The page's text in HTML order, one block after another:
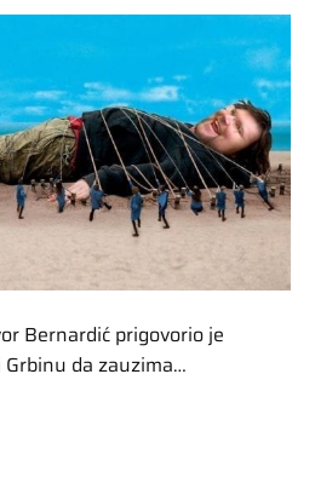
Bernardić prigovorio je
da zauzima…